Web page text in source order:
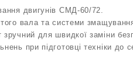
двигунів СМД‑60/72.
вала та системи
для швидкої заміни
при підготовці техніки до